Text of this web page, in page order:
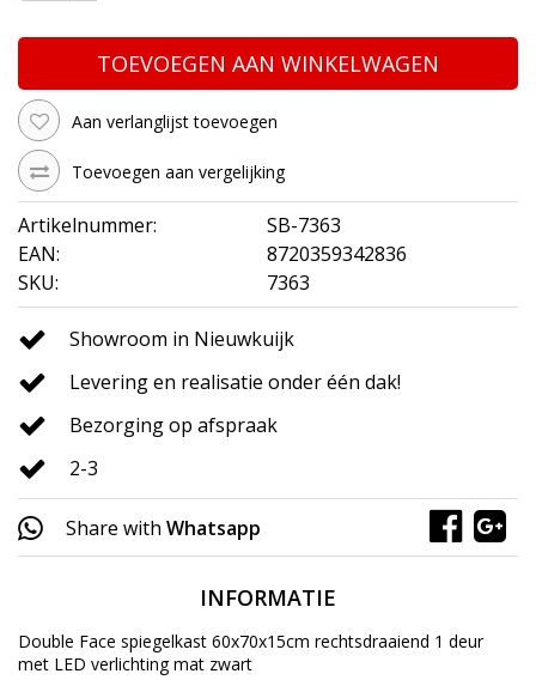
TOEVOEGEN AAN WINKELWAGEN
Aan verlanglijst toevoegen
Toevoegen aan vergelijking
Artikelnummer:
SB-7363
EAN:
8720359342836
SKU:
7363
Showroom in Nieuwkuijk
Levering en realisatie onder één dak!
Bezorging op afspraak
2-3
Share with Whatsapp
INFORMATIE
Double Face spiegelkast 60x70x15cm rechtsdraaiend 1 deur
met LED verlichting mat zwart